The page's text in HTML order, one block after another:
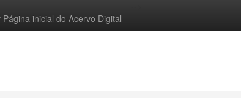
Página inicial do Acervo Digital